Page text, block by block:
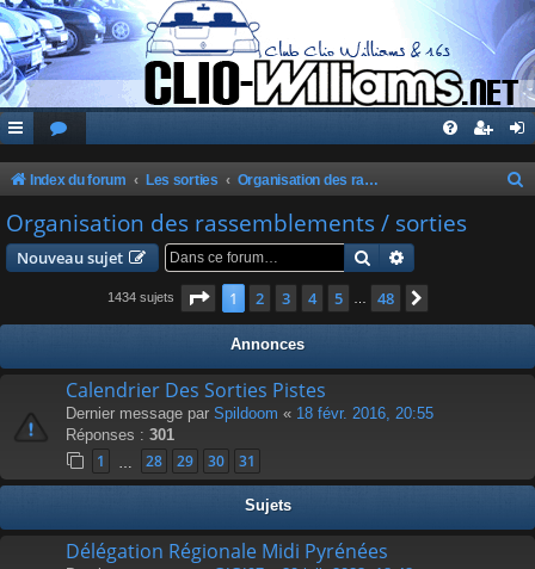
Index du forum Les sorties Organisation des rassemblements / sorties
c
Organisation des rassemblements / sorties
Nouveau sujet Rechercher
1434 sujets Page 1sur48
1 2 3 4 5 48
Annonces
Calendrier Des Sorties Pistes
Dernier message par Spildoom « 18 févr. 2016, 20:55
Réponses : 301
1 28 29 30 31
Sujets
Délégation Régionale Midi Pyrénées